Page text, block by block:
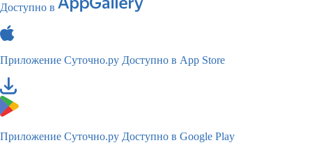
Доступно в
Приложение Суточно.ру Доступно в App Store
Приложение Суточно.ру Доступно в Google Play